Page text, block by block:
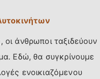
οι άνθρωποι ταξιδεύουν
Εδώ, θα συγκρίνουμε
ενοικιαζόμενου